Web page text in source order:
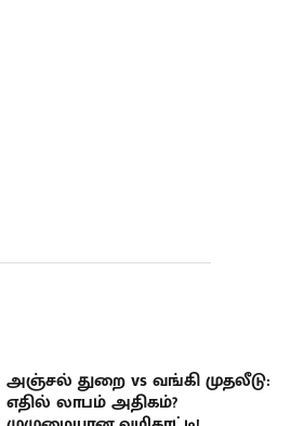
அஞ்சல் துறை vs வங்கி முதலீடு:
எதில் லாபம் அதிகம்?